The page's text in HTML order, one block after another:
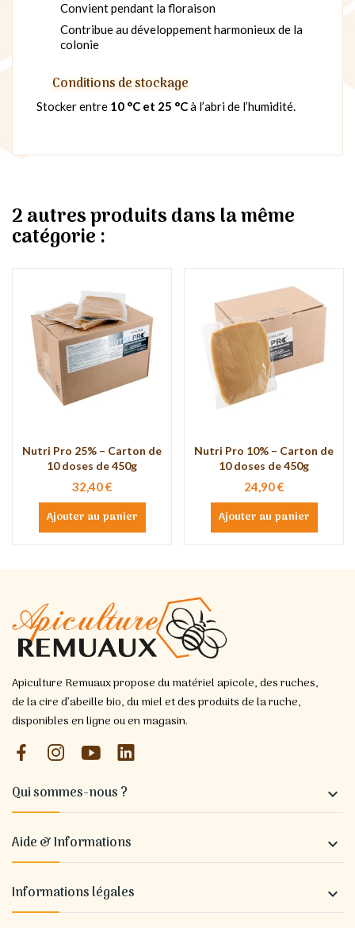
Convient pendant la floraison
Contribue au développement harmonieux de la
colonie
Conditions de stockage
Stocker entre 10 °C et 25 °Cà l’abri de l’humidité.
2 autres produits dans la même
catégorie :
Nutri Pro 25% – Carton de
10 doses de 450g
32,40 €
Ajouter au panier
Nutri Pro 10% – Carton de
10 doses de 450g
24,90 €
Ajouter au panier
Apiculture Remuaux propose du matériel apicole, des ruches,
de la cire d’abeille bio, du miel et des produits de la ruche,
disponibles en ligne ou en magasin.
Qui sommes-nous ? 
Aide & Informations 
Informations légales 